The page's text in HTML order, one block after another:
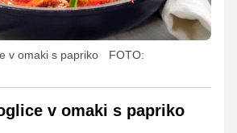
v omaki s papriko
FOTO:
v omaki s papriko